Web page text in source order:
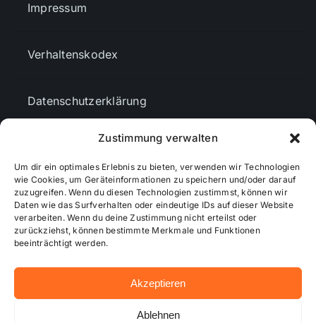
Zustimmung verwalten
Um dir ein optimales Erlebnis zu bieten, verwenden wir Technologien
wie Cookies, um Geräteinformationen zu speichern und/oder darauf
zuzugreifen. Wenn du diesen Technologien zustimmst, können wir
Daten wie das Surfverhalten oder eindeutige IDs auf dieser Website
verarbeiten. Wenn du deine Zustimmung nicht erteilst oder
zurückziehst, können bestimmte Merkmale und Funktionen
beeinträchtigt werden.
Akzeptieren
Ablehnen
Impressum
Verhaltenskodex
Datenschutzerklärung
Cookie-Richtlinie (EU)
Mediendaten
© 2026 - Wiesbadenaktuell ...online besser informiert!